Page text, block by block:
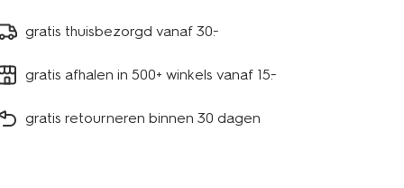
gratis thuisbezorgd vanaf 30.-
gratis afhalen in 500+ winkels vanaf 15.-
gratis retourneren binnen 30 dagen